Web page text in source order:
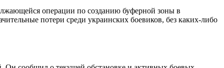
операции по созданию буферной зоны в
потери среди украинских боевиков, без каких-либо